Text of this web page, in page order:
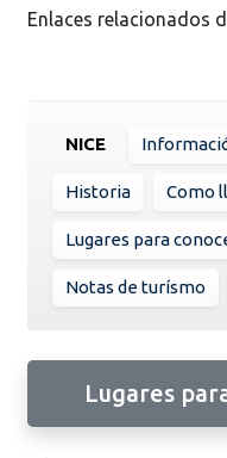
Enlaces relacionados
NICE
Historia Como
Lugares para
Notas de turísmo
Lugares